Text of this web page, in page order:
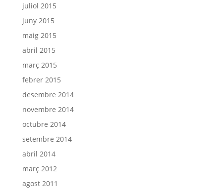
juliol 2015
juny 2015
maig 2015
abril 2015
març 2015
febrer 2015
desembre 2014
novembre 2014
octubre 2014
setembre 2014
abril 2014
març 2012
agost 2011